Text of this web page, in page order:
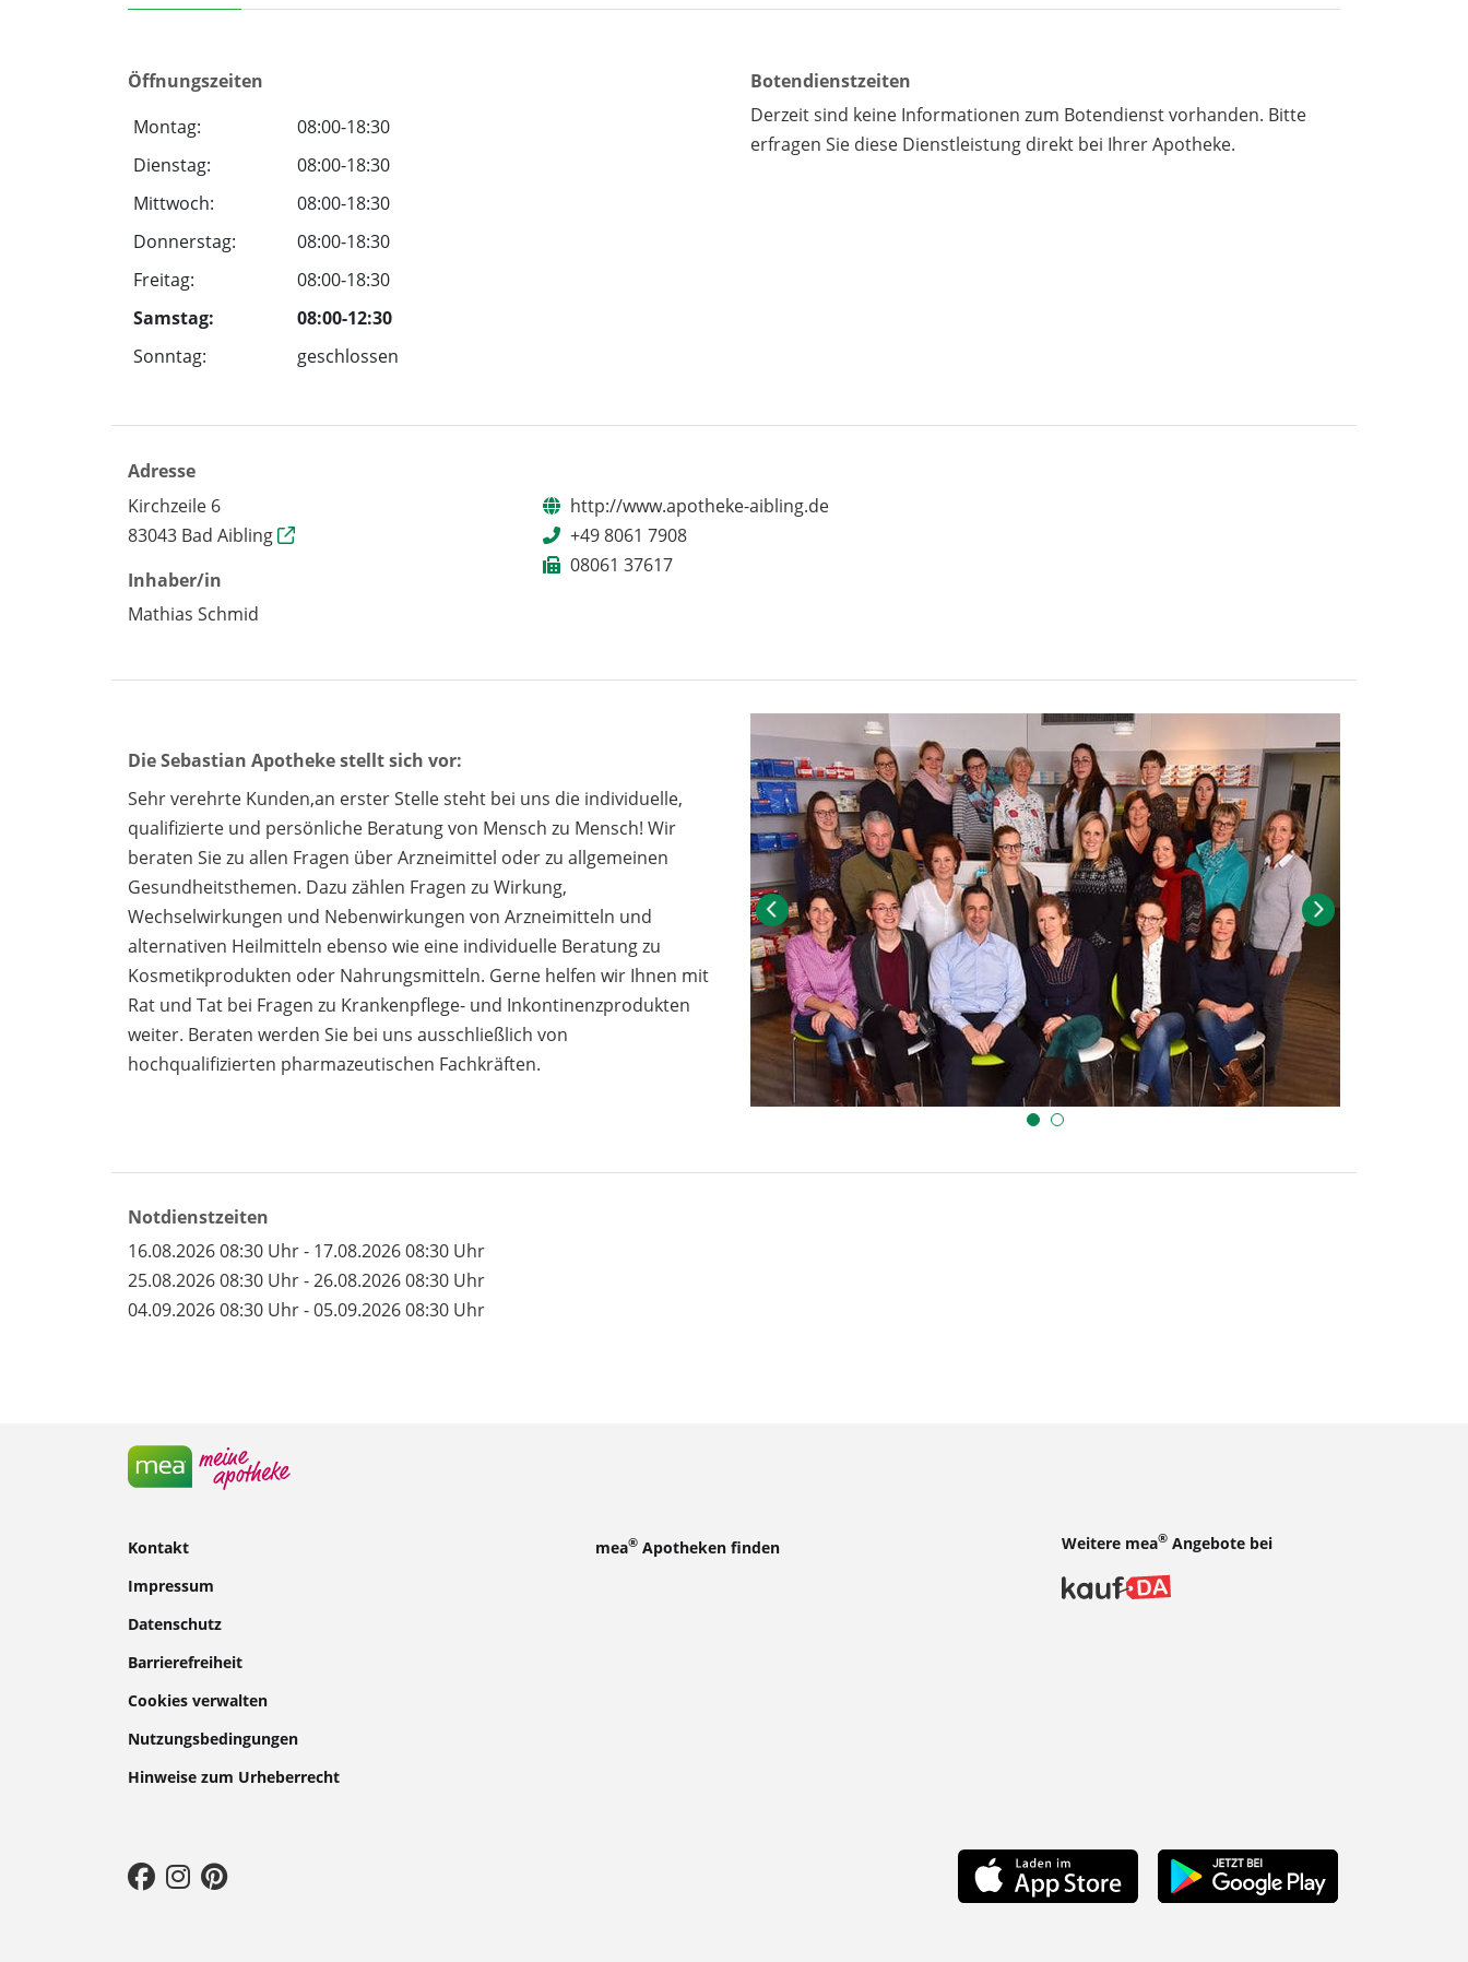
Öffnungszeiten
Montag:
08:00-18:30
Dienstag:
08:00-18:30
Mittwoch:
08:00-18:30
Donnerstag:
08:00-18:30
Freitag:
08:00-18:30
Samstag:
08:00-12:30
Sonntag:
geschlossen
Botendienstzeiten
Derzeit sind keine Informationen zum Botendienst vorhanden. Bitte
erfragen Sie diese Dienstleistung direkt bei Ihrer Apotheke.
Adresse
Kirchzeile 6
83043 Bad Aibling
Inhaber/in
Mathias Schmid
http://www.apotheke-aibling.de
+49 8061 7908
08061 37617
Die Sebastian Apotheke stellt sich vor:
Sehr verehrte Kunden,an erster Stelle steht bei uns die individuelle,
qualifizierte und persönliche Beratung von Mensch zu Mensch! Wir
beraten Sie zu allen Fragen über Arzneimittel oder zu allgemeinen
Gesundheitsthemen. Dazu zählen Fragen zu Wirkung,
Wechselwirkungen und Nebenwirkungen von Arzneimitteln und
alternativen Heilmitteln ebenso wie eine individuelle Beratung zu
Kosmetikprodukten oder Nahrungsmitteln. Gerne helfen wir Ihnen mit
Rat und Tat bei Fragen zu Krankenpflege- und Inkontinenzprodukten
weiter. Beraten werden Sie bei uns ausschließlich von
hochqualifizierten pharmazeutischen Fachkräften.
Notdienstzeiten
16.08.2026 08:30 Uhr - 17.08.2026 08:30 Uhr
25.08.2026 08:30 Uhr - 26.08.2026 08:30 Uhr
04.09.2026 08:30 Uhr - 05.09.2026 08:30 Uhr
Kontakt
Impressum
Datenschutz
Barrierefreiheit
Cookies verwalten
Nutzungsbedingungen
Hinweise zum Urheberrecht
mea®Apotheken finden Weitere mea® Angebote bei